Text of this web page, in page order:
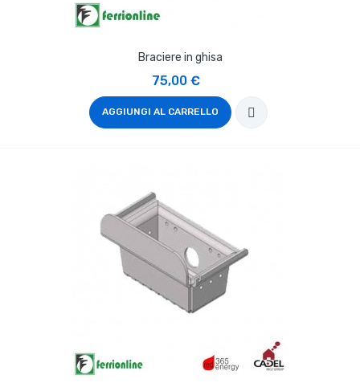
Braciere in ghisa
75,00 €
AGGIUNGI AL CARRELLO